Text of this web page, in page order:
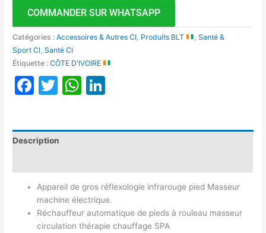
COMMANDER SUR WHATSAPP
Catégories :Accessoires & Autres CI Produits BLT ,Santé &
Sport CI ,Santé CI
Étiquette :CÔTE D'IVOIRE
Facebook
TwitterWhatsApp
Description
Appareil de gros réflexologie infrarouge pied Masseur
machine électrique.
Réchauffeur automatique de pieds à rouleau masseur
circulation thérapie chauffage SPA